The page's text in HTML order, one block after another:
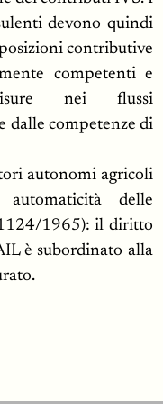
devono quindi
contributive
competenti e
nei flussi
dalle competenze di
autonomi agricoli
delle
1124/1965): il diritto
è subordinato alla